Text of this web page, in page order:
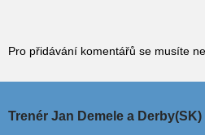
Pro přidávání komentářů se musíte
Trenér Jan Demele a Derby(SK)